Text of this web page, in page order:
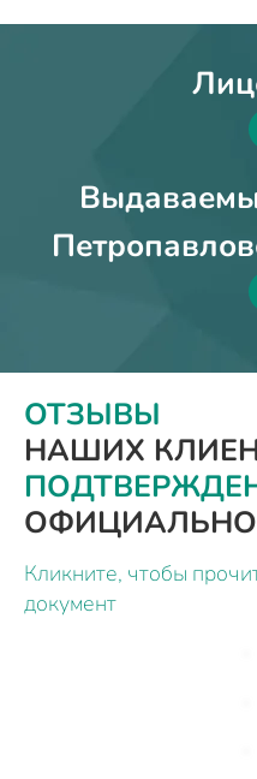
ОТЗЫВЫ
НАШИХ
ОФИЦИАЛЬНО
Кликните, чтобы
документ